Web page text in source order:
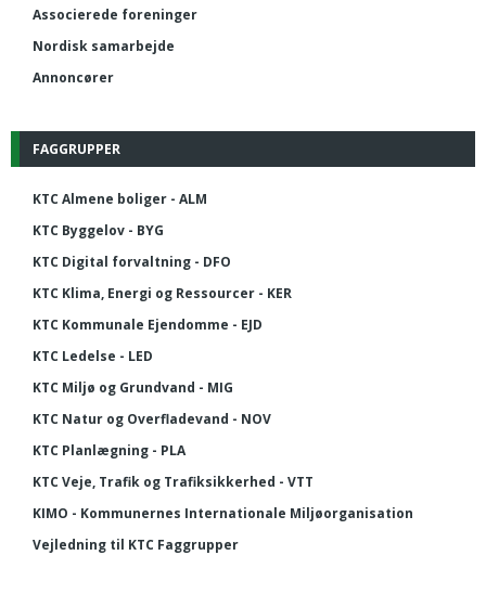
Associerede foreninger
Nordisk samarbejde
Annoncører
FAGGRUPPER
KTC Almene boliger - ALM
KTC Byggelov - BYG
KTC Digital forvaltning - DFO
KTC Klima, Energi og Ressourcer - KER
KTC Kommunale Ejendomme - EJD
KTC Ledelse - LED
KTC Miljø og Grundvand - MIG
KTC Natur og Overfladevand - NOV
KTC Planlægning - PLA
KTC Veje, Trafik og Trafiksikkerhed - VTT
KIMO - Kommunernes Internationale Miljøorganisation
Vejledning til KTC Faggrupper